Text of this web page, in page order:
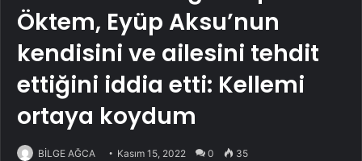
Öktem, Eyüp Aksu’nun
kendisini ve ailesini tehdit
ettiğini iddia etti: Kellemi
ortaya koydum
BİLGE AĞCA Kasım 15, 2022 0 35